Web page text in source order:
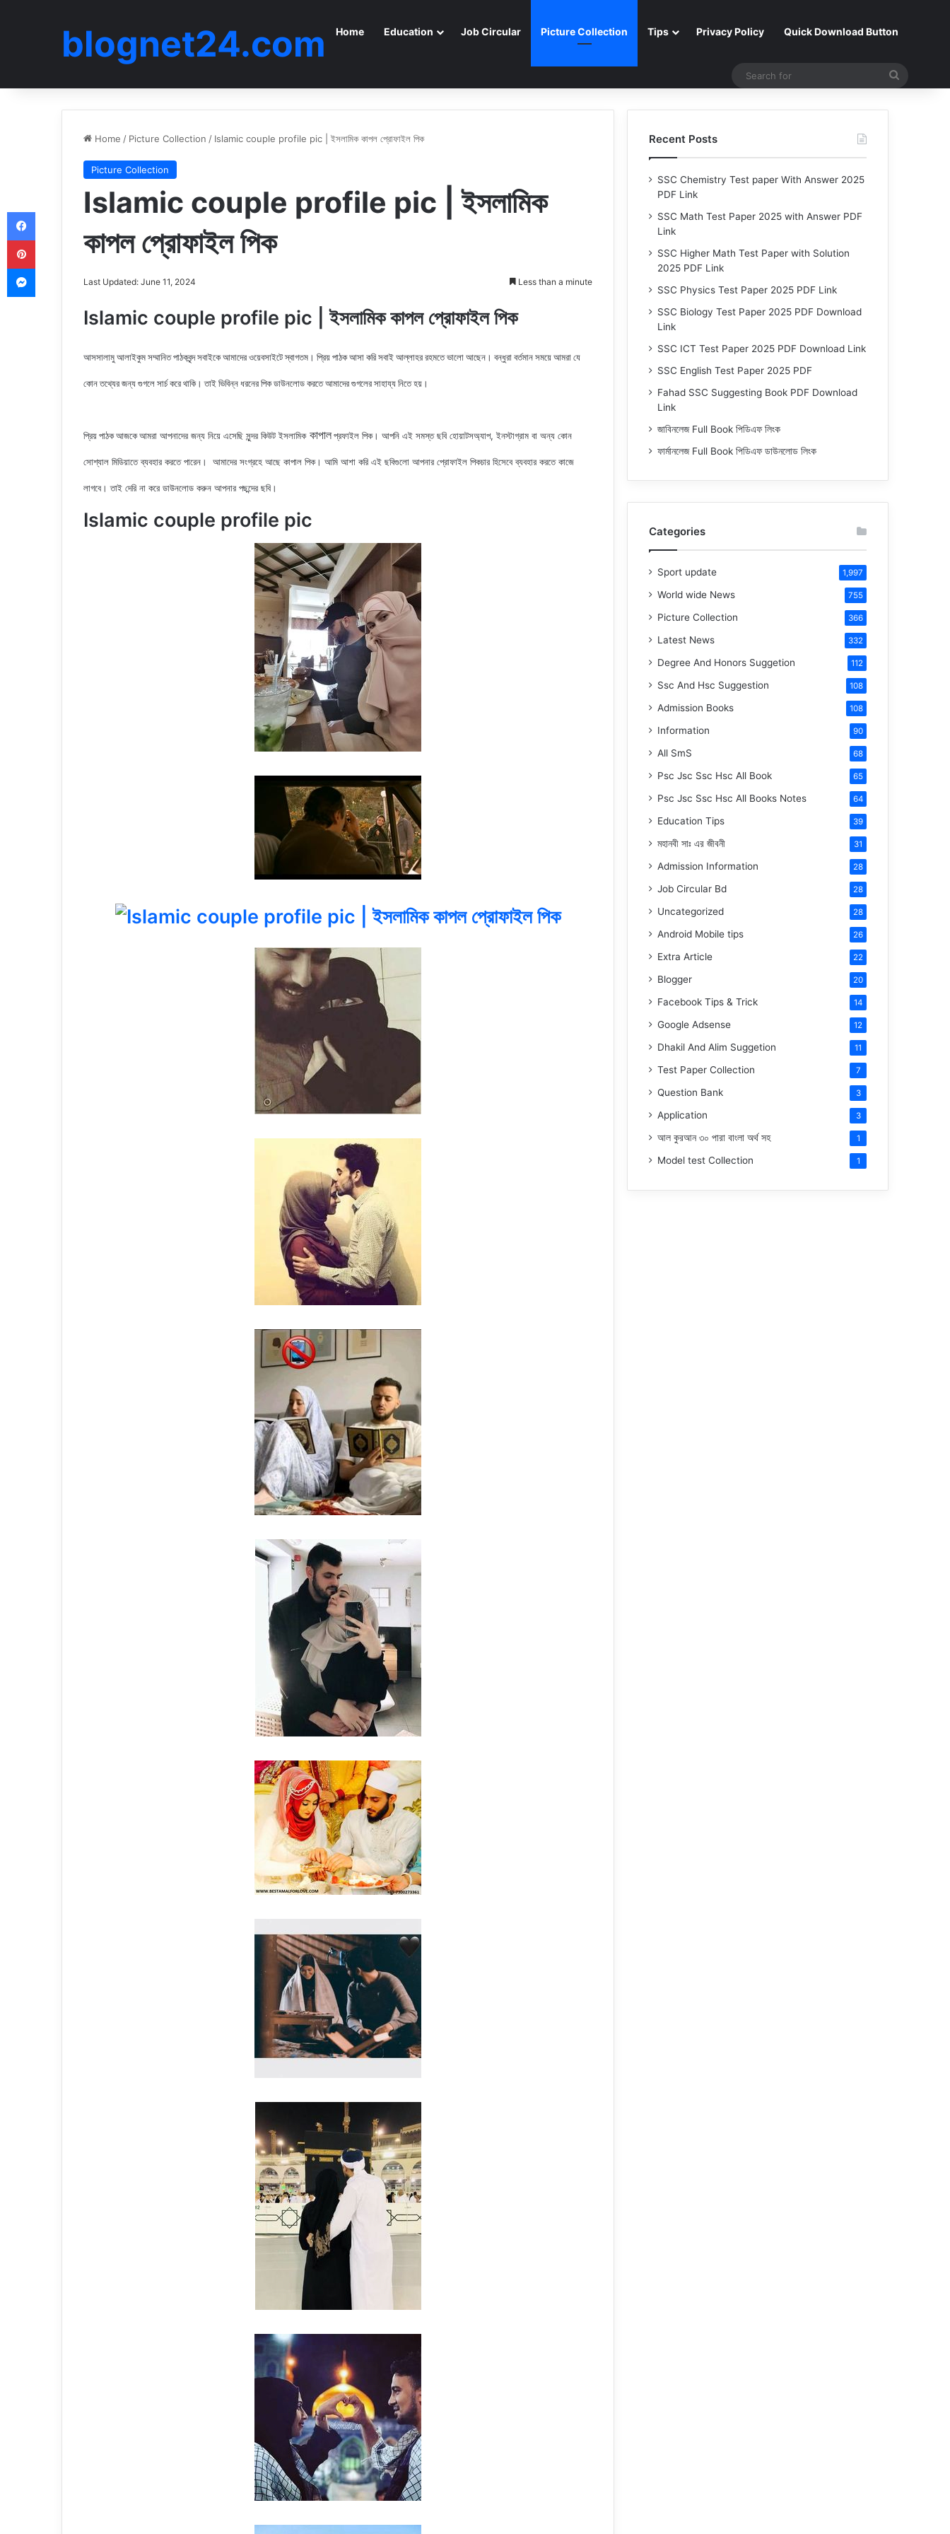
blognet24.com Home Education Job Circular Picture Collection Tips Privacy Policy Quick Download Button
Home / Picture Collection / Islamic couple profile pic | ইসলামিক কাপল প্রোফাইল পিক
Picture Collection
Islamic couple profile pic | ইসলামিক
কাপল প্রোফাইল পিক
Last Updated: June 11, 2024 Less than a minute
Islamic couple profile pic | ইসলামিক কাপল প্রোফাইল পিক
আসসালামু আলাইকুম সম্মানিত পাঠকবৃন্দ সবাইকে আমাদের ওয়েবসাইটে স্বাগতম। প্রিয় পাঠক আসা করি সবাই আল্লাহর রহমতে ভালো আছেন। বন্ধুরা বর্তমান সময়ে আমরা যে
কোন তথ্যের জন্য গুগলে সার্চ করে থাকি। তাই ভিবিন্ন ধরনের পিক ডাউনলোড করতে আমাদের গুগলের সাহায্য নিতে হয়।
প্রিয় পাঠক আজকেআমরা আপনাদের জন্য নিয়ে এসেছি সুন্দর কিউট ইসলামিককাপালপ্রফাইল পিক। আপনি এই সমস্ত ছবি হোয়াটসঅ্যাপ, ইনস্টাগ্রাম বা অন্য কোন
সোশ্যাল মিডিয়াতে ব্যবহার করতে পারেন। আমাদের সংগ্রহে আছে কাপাল পিক। আমি আশা করি এই ছবিগুলো আপনার প্রোফাইল পিকচার হিসেবে ব্যবহার করতে কাজে
লাগবে। তাই দেরি না করে ডাউনলোড করুন আপনার পছন্দের ছবি।
Islamic couple profile pic
Recent Posts
SSC Chemistry Test paper With Answer 2025
PDF Link
SSC Math Test Paper 2025 with Answer PDF
Link
SSC Higher Math Test Paper with Solution
2025 PDF Link
SSC Physics Test Paper 2025 PDF Link
SSC Biology Test Paper 2025 PDF Download
Link
SSC ICT Test Paper 2025 PDF Download Link
SSC English Test Paper 2025 PDF
Fahad SSC Suggesting Book PDF Download
Link
জাবিনলেজ Full Book পিডিএফ লিংক
ফার্মানলেজ Full Book পিডিএফ ডাউনলোড লিংক
Categories
Sport update 1,997
World wide News 755
Picture Collection 366
Latest News 332
Degree And Honors Suggetion 112
Ssc And Hsc Suggestion 108
Admission Books 108
Information 90
All SmS 68
Psc Jsc Ssc Hsc All Book 65
Psc Jsc Ssc Hsc All Books Notes 64
Education Tips 39
মহানবীসাঃ এর জীবনী 31
Admission Information 28
Job Circular Bd 28
Uncategorized 28
Android Mobile tips 26
Extra Article 22
Blogger 20
Facebook Tips & Trick 14
Google Adsense 12
Dhakil And Alim Suggetion 11
Test Paper Collection 7
Question Bank 3
Application 3
আল কুরআন ৩০ পারা বাংলা অর্থ সহ 1
Model test Collection 1
Facebook
Pinterest
Messenger